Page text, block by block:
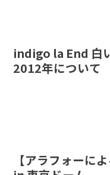
indigo la End 白
2012年について
【アラフォーに